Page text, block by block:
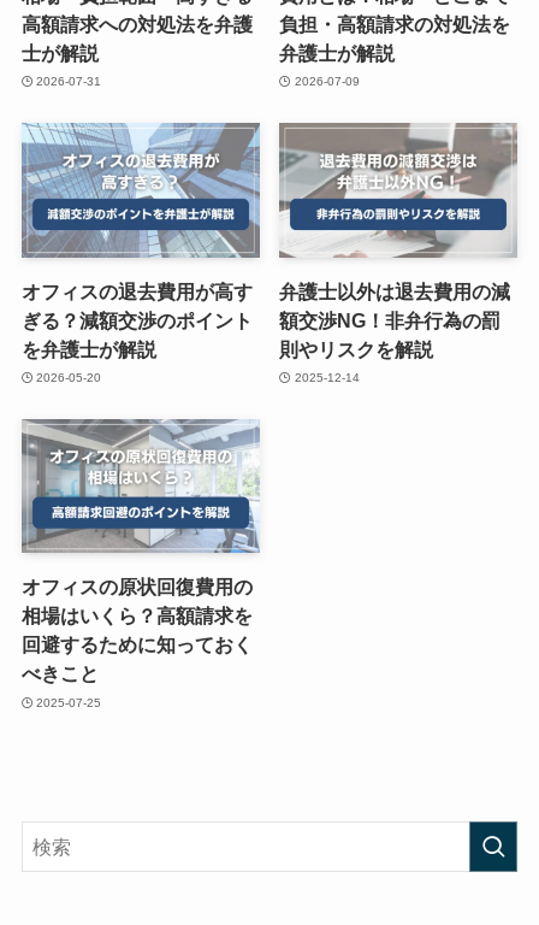
高額請求への対処法を弁護
士が解説
2026-07-31
負担・高額請求の対処法を
弁護士が解説
2026-07-09
オフィスの退去費用が高す
ぎる？減額交渉のポイント
を弁護士が解説
2026-05-20
弁護士以外は退去費用の減
額交渉NG！非弁行為の罰
則やリスクを解説
2025-12-14
オフィスの原状回復費用の
相場はいくら？高額請求を
回避するために知っておく
べきこと
2025-07-25